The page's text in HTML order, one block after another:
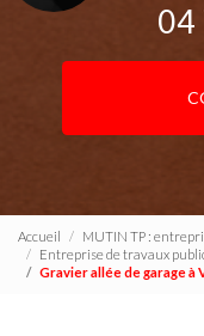
04
Accueil
MUTIN TP :
Entreprise de travaux
Gravier allée de garage